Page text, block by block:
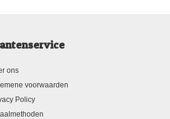
ons
voorwaarden
Policy